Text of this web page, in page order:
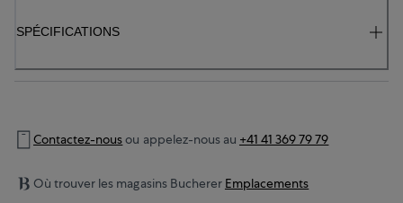
SPÉCIFICATIONS
Contactez-nousou appelez-nous au +41 41 369 79 79
Où trouver les magasins Bucherer Emplacements